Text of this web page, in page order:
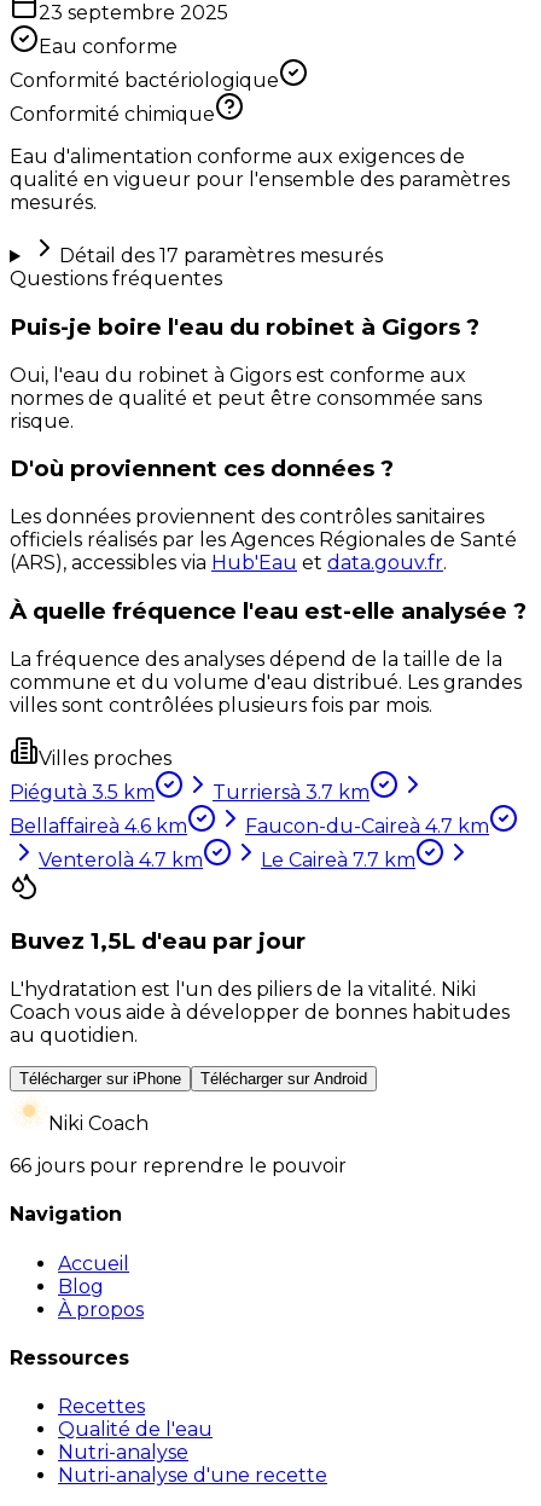
23 septembre 2025
Eau conforme
Conformité bactériologique
Conformité chimique
Eau d'alimentation conforme aux exigences de
qualité en vigueur pour l'ensemble des paramètres
mesurés.
Détail des 17 paramètres mesurés
Questions fréquentes
Puis-je boire l'eau du robinet à Gigors ?
Oui, l'eau du robinet à Gigors est conforme aux
normes de qualité et peut être consommée sans
risque.
D'où proviennent ces données ?
Les données proviennent des contrôles sanitaires
officiels réalisés par les Agences Régionales de Santé
(ARS), accessibles via Hub'Eau et data.gouv.fr.
À quelle fréquence l'eau est-elle analysée ?
La fréquence des analyses dépend de la taille de la
commune et du volume d'eau distribué. Les grandes
villes sont contrôlées plusieurs fois par mois.
Villes proches
Piégutà 3.5 km Turriersà 3.7 km
Bellaffaireà 4.6 km Faucon-du-Caireà 4.7 km
Venterol à 4.7 km Le Caireà 7.7 km
Buvez 1,5L d'eau par jour
L'hydratation est l'un des piliers de la vitalité. Niki
Coach vous aide à développer de bonnes habitudes
au quotidien.
Télécharger sur iPhone Télécharger sur Android
Niki Coach
66 jours pour reprendre le pouvoir
Navigation
Accueil
Blog
À propos
Ressources
Recettes
Qualité de l'eau
Nutri-analyse
Nutri-analyse d'une recette